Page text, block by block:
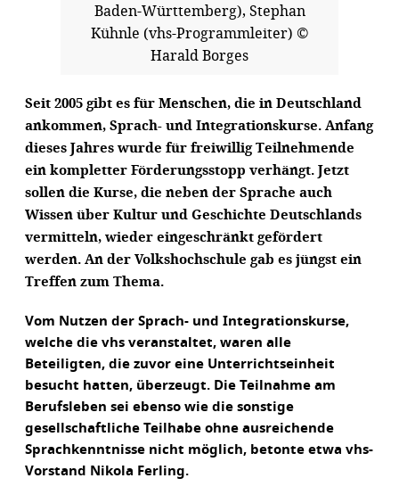
Baden-Württemberg), Stephan
Kühnle (vhs-Programmleiter) ©
Harald Borges
Seit 2005 gibt es für Menschen, die in Deutschland
ankommen, Sprach- und Integrationskurse. Anfang
dieses Jahres wurde für freiwillig Teilnehmende
ein kompletter Förderungsstopp verhängt. Jetzt
sollen die Kurse, die neben der Sprache auch
Wissen über Kultur und Geschichte Deutschlands
vermitteln, wieder eingeschränkt gefördert
werden. An der Volkshochschule gab es jüngst ein
Treffen zum Thema.
Vom Nutzen der Sprach- und Integrationskurse,
welche die vhs veranstaltet, waren alle
Beteiligten, die zuvor eine Unterrichtseinheit
besucht hatten, überzeugt. Die Teilnahme am
Berufsleben sei ebenso wie die sonstige
gesellschaftliche Teilhabe ohne ausreichende
Sprachkenntnisse nicht möglich, betonte etwa vhs-
Vorstand Nikola Ferling.